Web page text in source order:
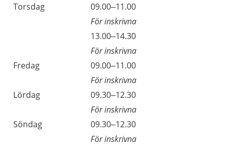
Torsdag
09.00–11.00
För inskrivna
13.00–14.30
För inskrivna
Fredag
09.00–11.00
För inskrivna
Lördag
09.30–12.30
För inskrivna
Söndag
09.30–12.30
För inskrivna